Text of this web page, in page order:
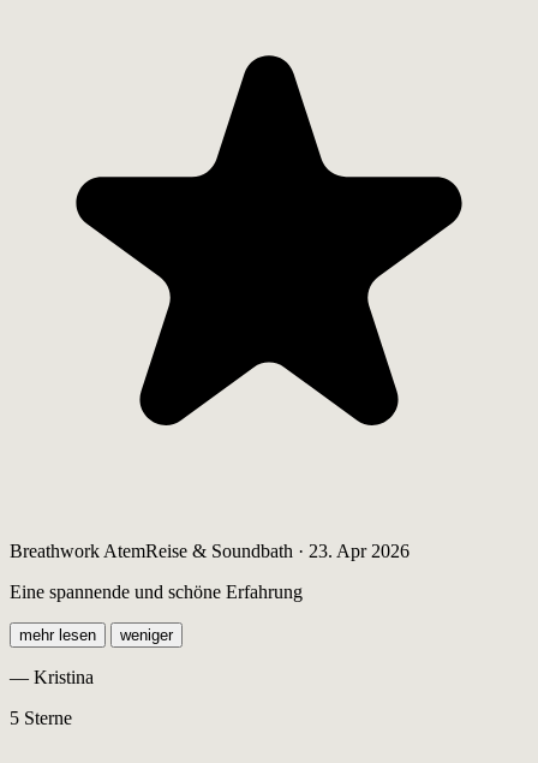
Breathwork AtemReise & Soundbath · 23. Apr 2026
Eine spannende und schöne Erfahrung
mehr lesen weniger
— Kristina
5 Sterne